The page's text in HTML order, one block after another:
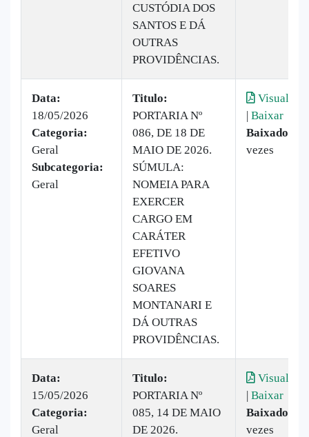
CUSTÓDIA DOS
SANTOS E DÁ
OUTRAS
PROVIDÊNCIAS.
Data:
18/05/2026
Categoria:
Geral
Subcategoria:
Geral
Titulo:
PORTARIA Nº
086, DE 18 DE
MAIO DE 2026.
SÚMULA:
NOMEIA PARA
EXERCER
CARGO EM
CARÁTER
EFETIVO
GIOVANA
SOARES
MONTANARI E
DÁ OUTRAS
PROVIDÊNCIAS.
Visualizar
| Baixar
Baixado:
vezes
Data:
15/05/2026
Categoria:
Geral
Titulo:
PORTARIA Nº
085, 14 DE MAIO
DE 2026.
Visualizar
| Baixar
Baixado:
vezes